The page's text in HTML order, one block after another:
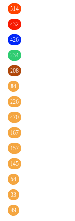
514
432
426
234
208
84
226
470
167
157
145
54
33
49